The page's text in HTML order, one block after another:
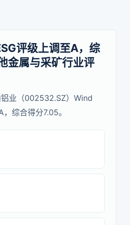
评级上调至A，综
金属与采矿行业评
业（002532.SZ）Wind
综合得分7.05。